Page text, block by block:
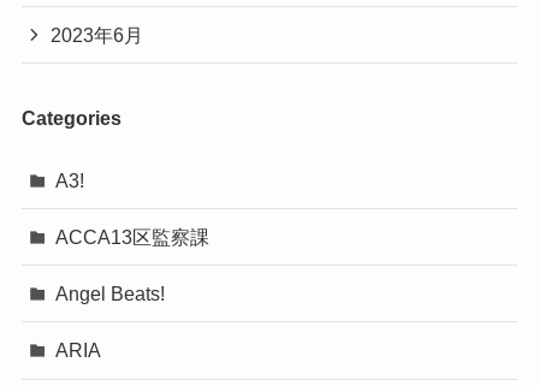
2023年6月
Categories
A3!
ACCA13区監察課
Angel Beats!
ARIA